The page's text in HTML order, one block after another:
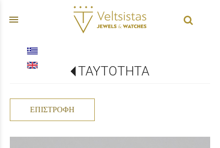
menu
ΤΑΥΤΟΤΗΤΑ
ΕΠΙΣΤΡΟΦΉ